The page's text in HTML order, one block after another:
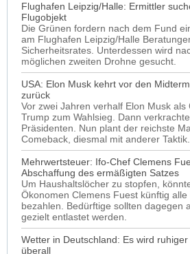
Flughafen Leipzig/Halle: Ermittler
Flugobjekt
Die Grünen fordern nach dem Fund
am Flughafen Leipzig/Halle
Sicherheitsrates. Unterdessen wird
möglichen zweiten Drohne gesucht.
USA: Elon Musk kehrt vor den
zurück
Vor zwei Jahren verhalf Elon Musk
Trump zum Wahlsieg. Dann
Präsidenten. Nun plant der reichste
Comeback, diesmal mit anderer Taktik.
Mehrwertsteuer: Ifo-Chef Clemens
Abschaffung des ermäßigten Satzes
Um Haushaltslöcher zu stopfen,
Ökonomen Clemens Fuest künftig
bezahlen. Bedürftige sollten dagegen
gezielt entlastet werden.
Wetter in Deutschland: Es wird
überall